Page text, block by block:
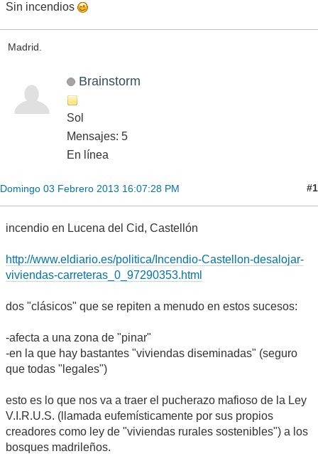
Sin incendios
Madrid.
Brainstorm
Sol
Mensajes: 5
En línea
Domingo 03 Febrero 2013 16:07:28 PM #1
incendio en Lucena del Cid, Castellón
http://www.eldiario.es/politica/Incendio-Castellon-desalojar-
viviendas-carreteras_0_97290353.html
dos "clásicos" que se repiten a menudo en estos sucesos:
-afecta a una zona de "pinar"
-en la que hay bastantes "viviendas diseminadas" (seguro
que todas "legales")
esto es lo que nos va a traer el pucherazo mafioso de la Ley
V.I.R.U.S. (llamada eufemísticamente por sus propios
creadores como ley de "viviendas rurales sostenibles") a los
bosques madrileños.